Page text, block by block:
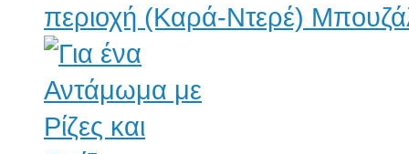
περιοχή (Καρά-Ντερέ)